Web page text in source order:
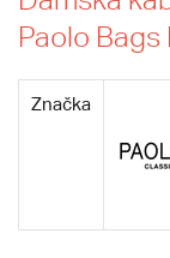
Paolo Bags
Značka